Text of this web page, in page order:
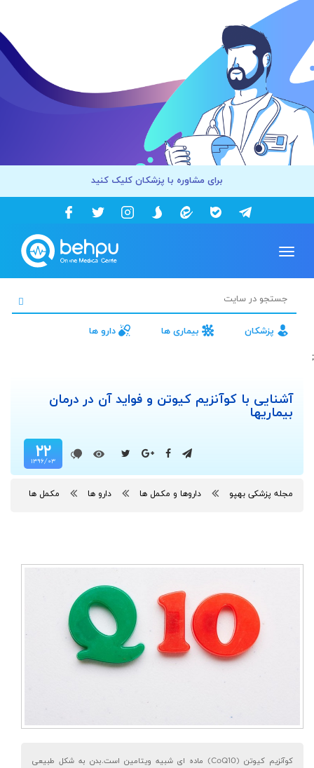
برای مشاوره با پزشکان کلیک کنید
Toggle
پزشکان بیماری ها دارو ها
;
آشنایی با کوآنزیم کیوتن و فواید آن در درمان
بیماریها
۲۲
۱۳۹۶/۰۳
مجله پزشکی بهپو داروها و مکمل ها دارو ها مکمل ها
کوآنزیم کیوتن (CoQ10) ماده ای شبیه ویتامین است.بدن به شکل طبیعی